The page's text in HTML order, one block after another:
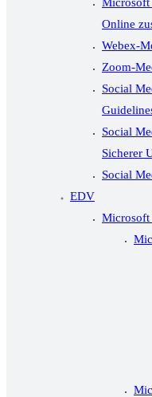
Online
Webex-
Zoom-
Social
Social
Sicherer
Social
EDV
Microsoft